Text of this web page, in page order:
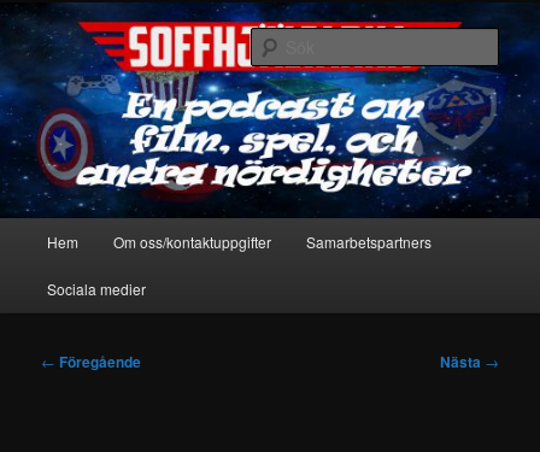
Hoppa
primärt
innehållSoffhjältarna
En podcast om film, spel & andra nördigheter
Sök
Hem Om oss/kontaktuppgifter Samarbetspartners
Sociala medier
Inläggsnavigering
← Föregående Nästa →